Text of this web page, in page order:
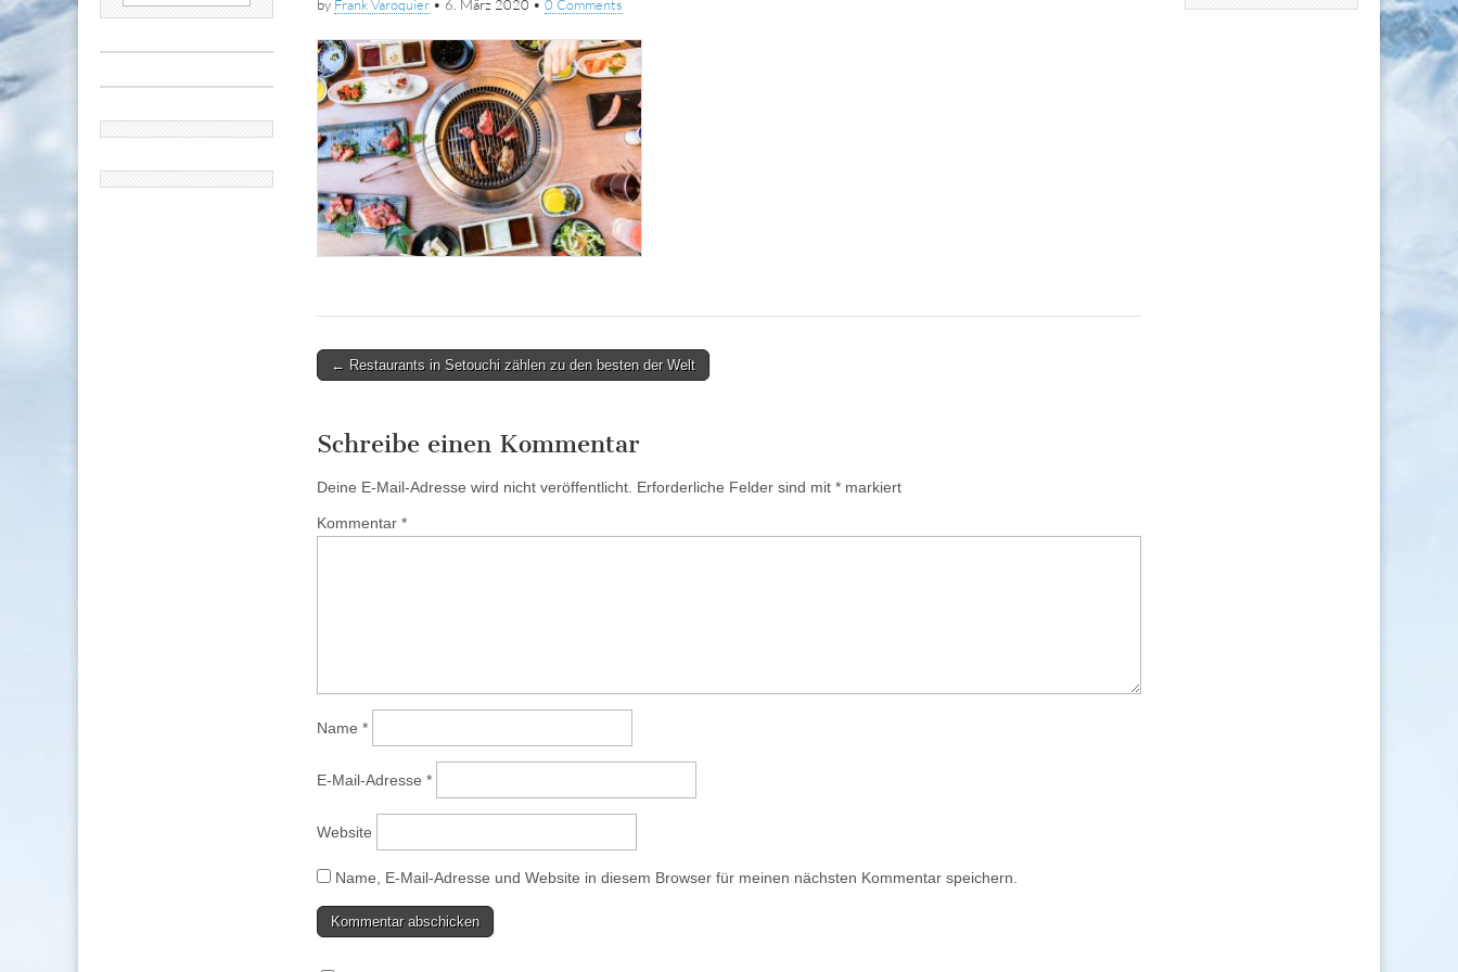
by Frank Varoquier• 6. März 2020 • 0 Comments
Post← Restaurants in Setouchi zählen zu den besten der Welt
Schreibe einen Kommentar
Deine E-Mail-Adresse wird nicht veröffentlicht. Erforderliche Felder sind mit *markiert
Kommentar *
Name *
E-Mail-Adresse *
Website
Name, E-Mail-Adresse und Website in diesem Browser für meinen nächsten Kommentar speichern.
nach: